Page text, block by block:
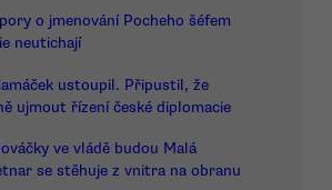
o jmenování Pocheho šéfem
neutichají
ustoupil. Připustil, že
ujmout řízení české diplomacie
ve vládě budou Malá
se stěhuje z vnitra na obranu